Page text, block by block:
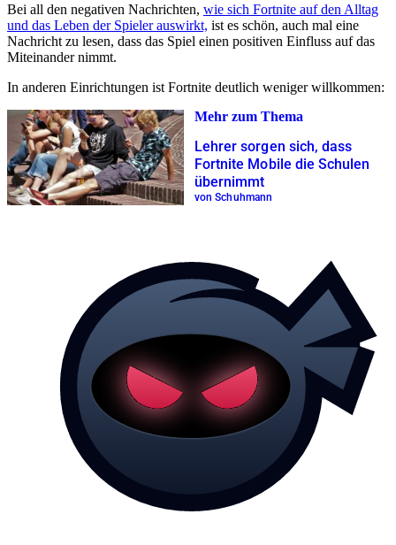
Bei all den negativen Nachrichten, wie sich Fortnite auf den Alltag
und das Leben der Spieler auswirkt, ist es schön, auch mal eine
Nachricht zu lesen, dass das Spiel einen positiven Einfluss auf das
Miteinander nimmt.
In anderen Einrichtungen ist Fortnite deutlich weniger willkommen:
Mehr zum Thema
Lehrer sorgen sich, dass
Fortnite Mobile die Schulen
übernimmt
von Schuhmann